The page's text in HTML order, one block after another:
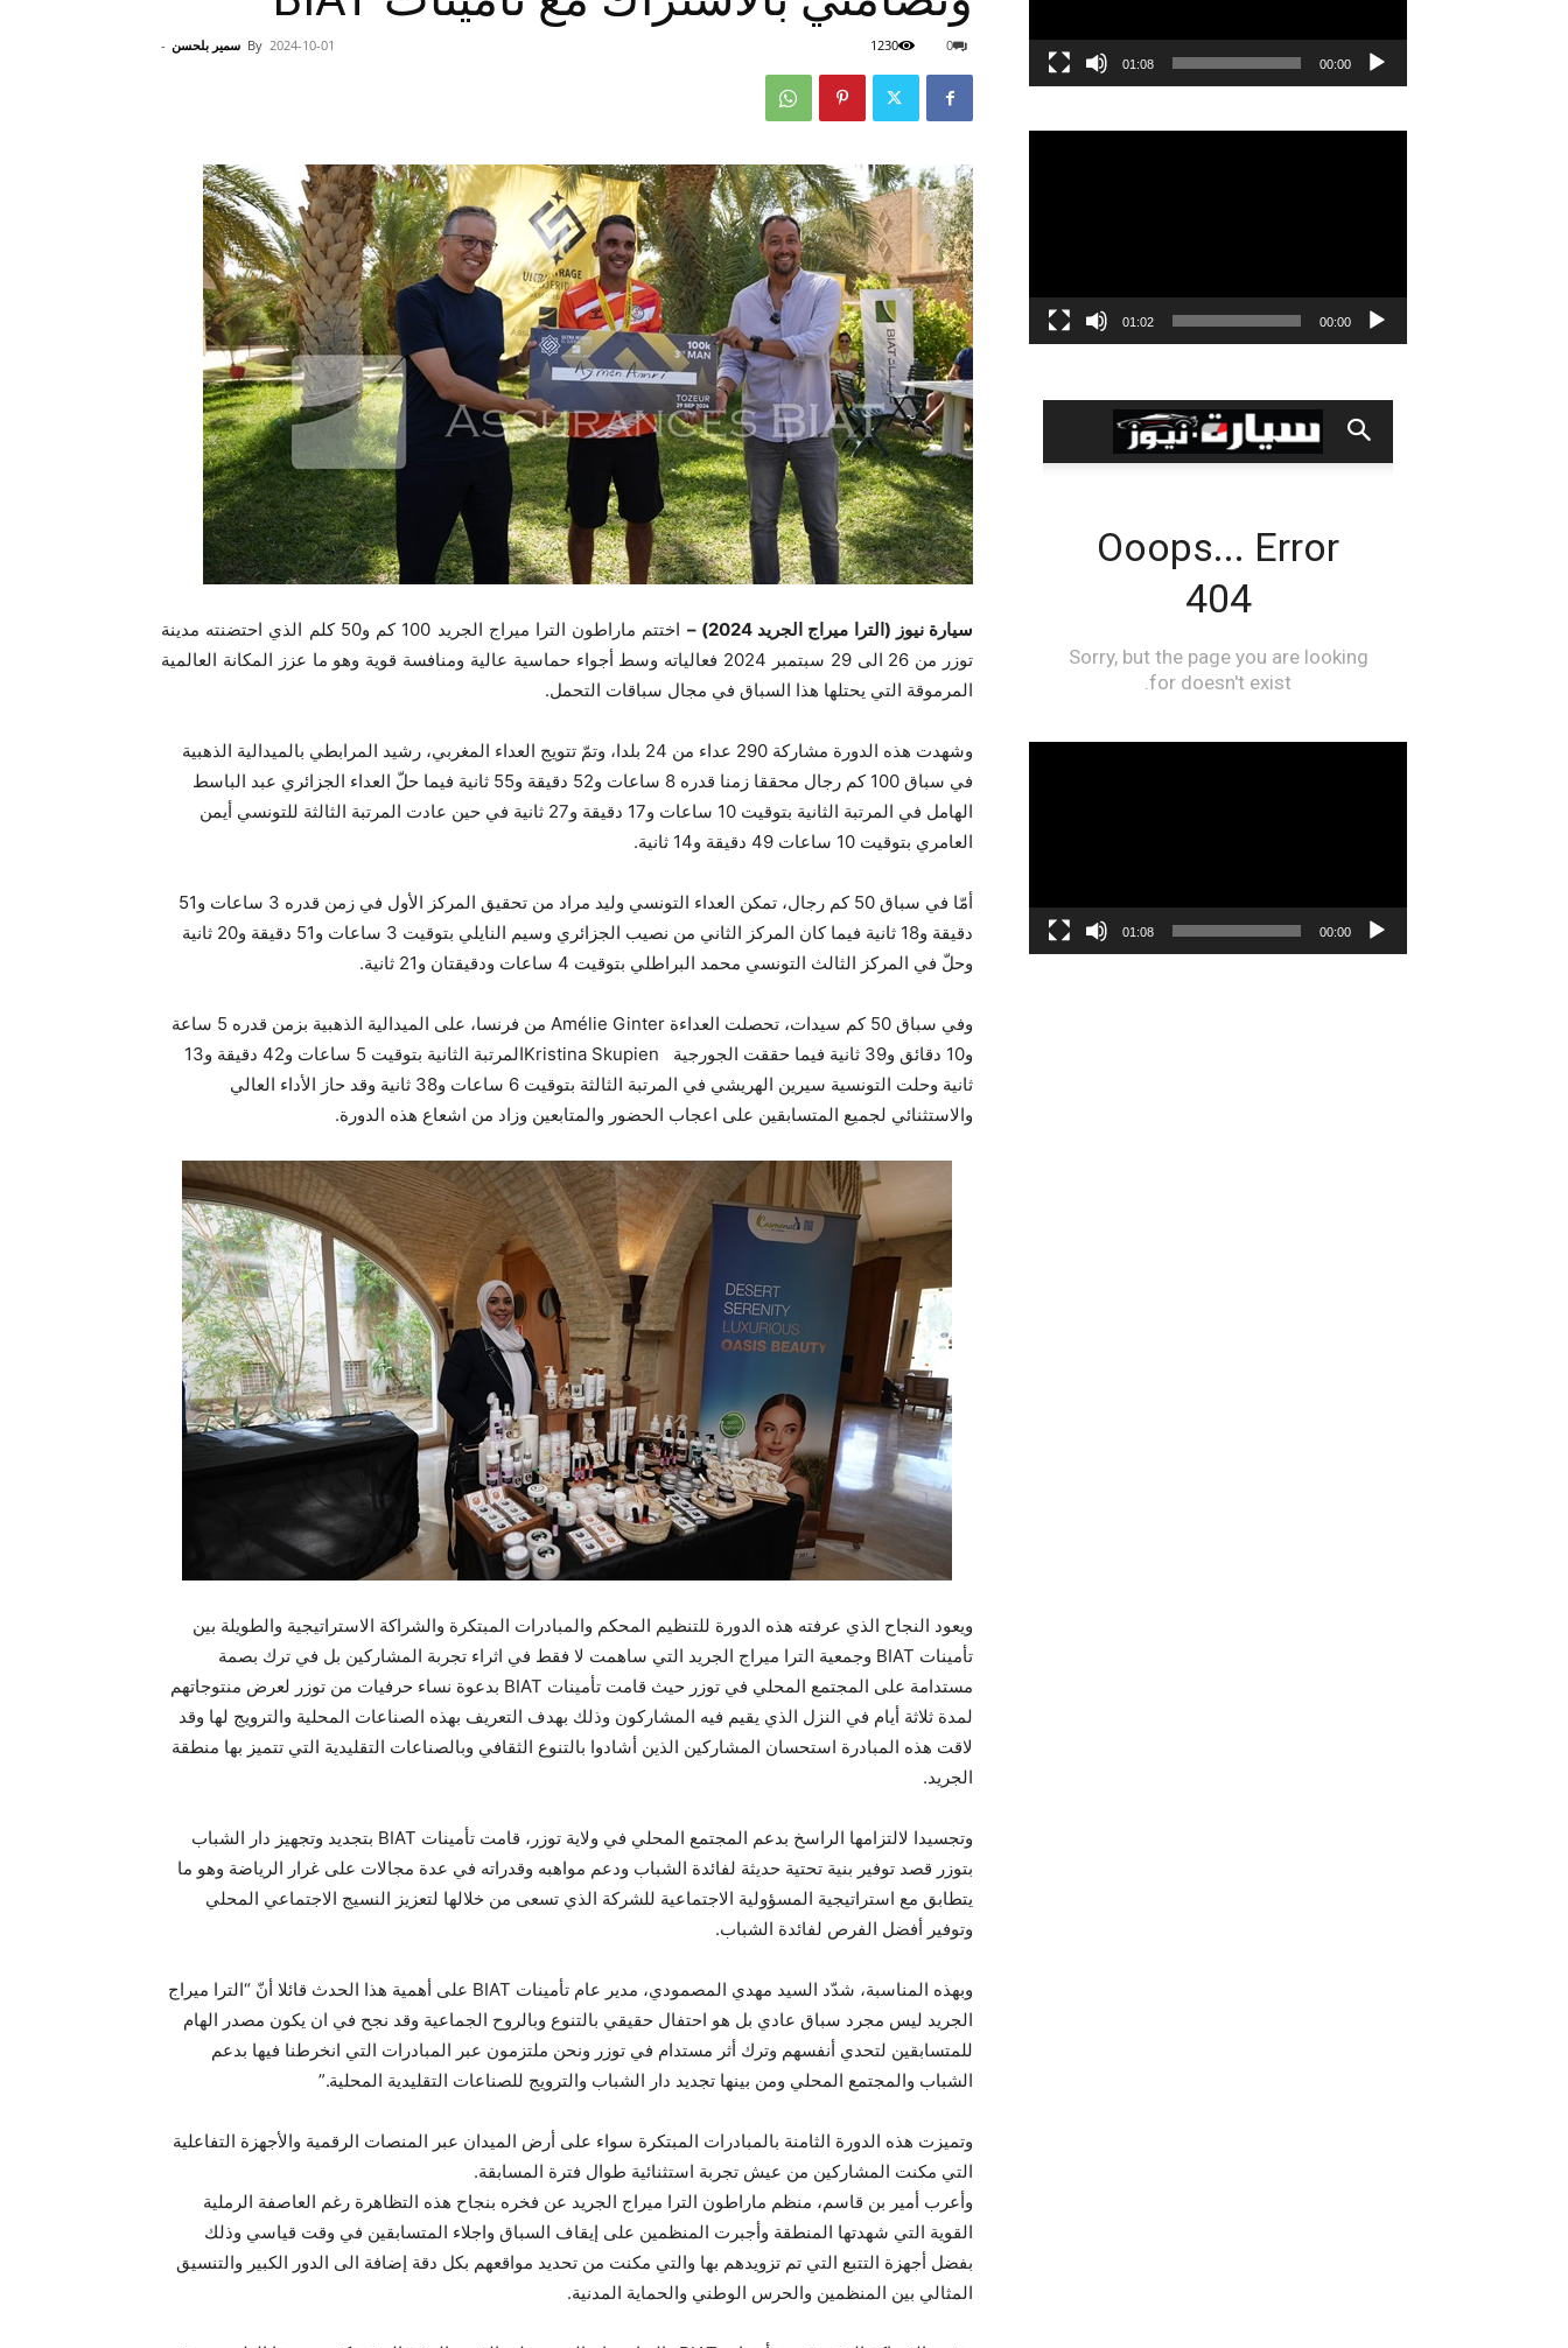
By سمير بلحسن - 2024-10-01 0
1230
سيارة نيوز (الترا ميراج الجريد 2024) –
اختتم ماراطون الترا ميراج الجريد 100 كم و50 كلم الذي احتضنته مدينة
توزر من 26 الى 29 سبتمبر 2024 فعالياته وسط أجواء حماسية عالية ومنافسة قوية وهو ما عزز المكانة العالمية
المرموقة التي يحتلها هذا السباق في مجال سباقات التحمل.
وشهدت هذه الدورة مشاركة 290 عداء من 24 بلدا، وتمّ تتويج العداء المغربي، رشيد المرابطي بالميدالية الذهبية
في سباق 100 كم رجال محققا زمنا قدره 8 ساعات و52 دقيقة و55 ثانية فيما حلّ العداء الجزائري عبد الباسط
الهامل في المرتبة الثانية بتوقيت 10 ساعات و17 دقيقة و
27 ثانية في حين عادت المرتبة الثالثة للتونسي أيمن
العامري بتوقيت 10 ساعات
49 دقيقة و14 ثانية.
أمّا في سباق 50 كم رجال، تمكن العداء التونسي وليد مراد من تحقيق المركز الأول في زمن قدره 3 ساعات و51
دقيقة و18 ثانية فيما كان المركز الثاني من نصيب الجزائري وسيم النايلي بتوقيت 3 ساعات و51 دقيقة و20 ثانية
وحلّ في المركز الثالث التونسي محمد البراطلي بتوقيت 4 ساعات ودقيقتان و21 ثانية.
وفي سباق 50 كم سيدات، تحصلت العداءة Amélie Ginter
من فرنسا، على الميدالية الذهبية بزمن قدره 5 ساعة
و10 دقائق و
39 ثانية فيما حققت الجورجية Kristina Skupien
المرتبة الثانية بتوقيت 5 ساعات و42 دقيقة و13
ثانية وحلت التونسية سيرين الهريشي في المرتبة الثالثة بتوقيت 6 ساعات و38 ثانية وقد حاز الأداء العالي
والاستثنائي لجميع المتسابقين على اعجاب الحضور والمتابعين وزاد من اشعاع هذه الدورة.
ويعود النجاح الذي عرفته هذه الدورة للتنظيم المحكم والمبادرات المبتكرة والشراكة الاستراتيجية والطويلة بين
تأمينات BIAT وجمعية الترا ميراج الجريد التي ساهمت لا فقط في اثراء تجربة المشاركين بل في ترك بصمة
مستدامة على المجتمع المحلي في توزر حيث قامت تأمينات BIAT بدعوة نساء حرفيات من توزر لعرض منتوجاتهم
لمدة ثلاثة أيام في النزل الذي يقيم فيه المشاركون وذلك بهدف التعريف بهذه الصناعات المحلية والترويج لها وقد
لاقت هذه المبادرة استحسان المشاركين الذين أشادوا بالتنوع الثقافي وبالصناعات التقليدية التي تتميز بها منطقة
الجريد.
وتجسيدا لالتزامها الراسخ بدعم المجتمع المحلي في ولاية توزر، قامت تأمينات BIAT بتجديد وتجهيز دار الشباب
بتوزر قصد توفير بنية تحتية حديثة لفائدة الشباب ودعم مواهبه وقدراته في عدة مجالات على غرار الرياضة وهو ما
يتطابق مع استراتيجية المسؤولية الاجتماعية للشركة الذي تسعى من خلالها لتعزيز النسيج الاجتماعي المحلي
وتوفير أفضل الفرص لفائدة الشباب.
وبهذه المناسبة، شدّد السيد مهدي المصمودي، مدير عام تأمينات BIAT على أهمية هذا الحدث قائلا أنّ “الترا ميراج
الجريد ليس مجرد سباق عادي بل هو احتفال حقيقي بالتنوع وبالروح الجماعية وقد نجح في ان يكون مصدر الهام
للمتسابقين لتحدي أنفسهم وترك أثر مستدام في توزر ونحن ملتزمون عبر المبادرات التي انخرطنا فيها بدعم
الشباب والمجتمع المحلي ومن بينها تجديد دار الشباب والترويج للصناعات التقليدية المحلية.”
وتميزت هذه الدورة الثامنة بالمبادرات المبتكرة سواء على أرض الميدان عبر المنصات الرقمية والأجهزة التفاعلية
التي مكنت المشاركين من عيش تجربة استثنائية طوال فترة المسابقة.
وأعرب أمير بن قاسم، منظم ماراطون الترا ميراج الجريد عن فخره بنجاح هذه التظاهرة رغم العاصفة الرملية
القوية التي شهدتها المنطقة وأجبرت المنظمين على إيقاف السباق واجلاء المتسابقين في وقت قياسي وذلك
بفضل أجهزة التتبع التي تم تزويدهم بها والتي مكنت من تحديد مواقعهم بكل دقة إضافة الى الدور الكبير والتنسيق
المثالي بين المنظمين والحرس الوطني والحماية المدنية.
00:00
01:08
00:00
01:02
00:00
01:08